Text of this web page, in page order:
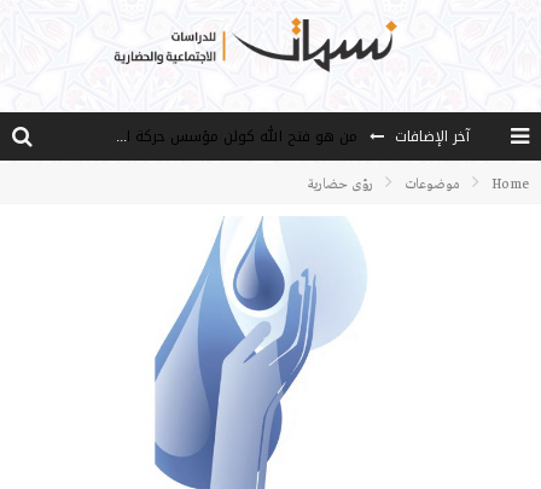
آخر الإضافات
من هو فتح الله كولن مؤسس حركة الخدمة؟
الأستاذ عالما عارفا حكيما
مصادر العلم وسببه
Home موضوعات رؤى حضارية